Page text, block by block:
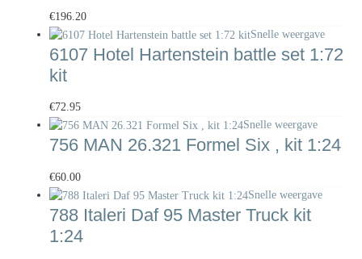
€196.20
Snelle weergave
6107 Hotel Hartenstein battle set 1:72
kit
€72.95
Snelle weergave
756 MAN 26.321 Formel Six , kit 1:24
€60.00
Snelle weergave
788 Italeri Daf 95 Master Truck kit
1:24